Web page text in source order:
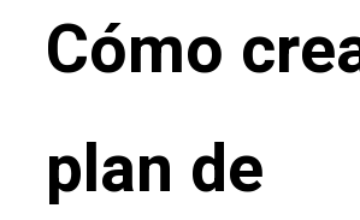
Cómo
plan de